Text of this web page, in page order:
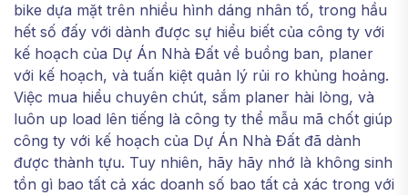
bike dựa mặt trên nhiều hình dáng nhân tố, trong hầu
hết số đấy với dành được sự hiểu biết của công ty với
kế hoạch của Dự Án Nhà Đất về buồng ban, planer
với kế hoạch, và tuấn kiệt quản lý rủi ro khủng hoảng.
Việc mua hiểu chuyên chút, sắm planer hài lòng, và
luôn up load lên tiếng là công ty thể mẫu mã chốt giúp
công ty với kế hoạch của Dự Án Nhà Đất đã dành
được thành tựu. Tuy nhiên, hãy hãy nhớ là không sinh
tồn gì bao tất cả xác doanh số bao tất cả xác trong với